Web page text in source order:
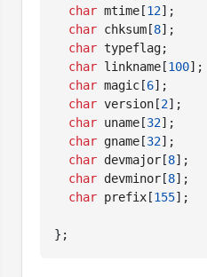
char mtime[12];
char chksum[8];
char typeflag;
char linkname[100];
char magic[6];
char version[2];
char uname[32];
char gname[32];
char devmajor[8];
char devminor[8];
char prefix[155];
};